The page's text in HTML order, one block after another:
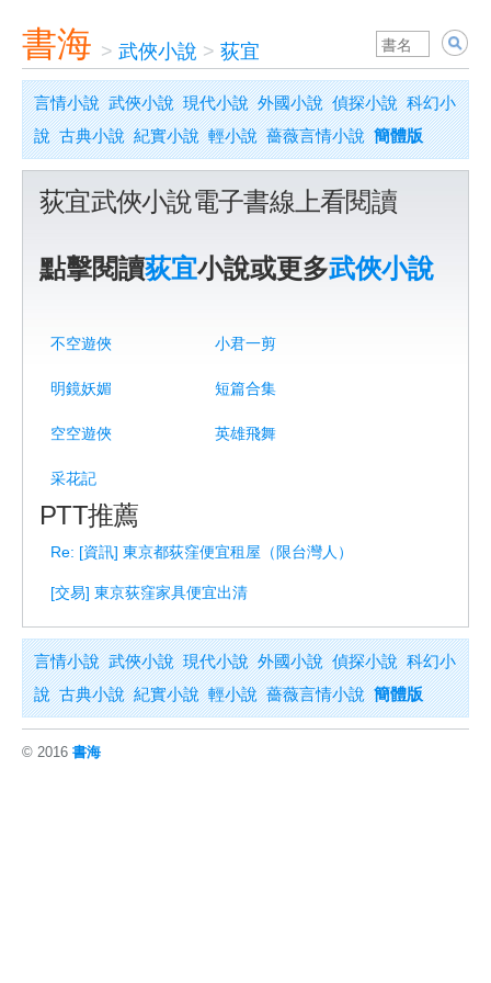
書海 > 武俠小說 > 荻宜
言情小說 武俠小說 現代小說 外國小說 偵探小說 科幻小
說 古典小說 紀實小說 輕小說 薔薇言情小說 簡體版
荻宜武俠小說電子書線上看閱讀
點擊閱讀荻宜小說或更多武俠小說
不空遊俠 小君一剪
明鏡妖媚 短篇合集
空空遊俠 英雄飛舞
采花記
PTT推薦
Re: [資訊] 東京都荻窪便宜租屋（限台灣人）
[交易] 東京荻窪家具便宜出清
言情小說 武俠小說 現代小說 外國小說 偵探小說 科幻小
說 古典小說 紀實小說 輕小說 薔薇言情小說 簡體版
© 2016 書海